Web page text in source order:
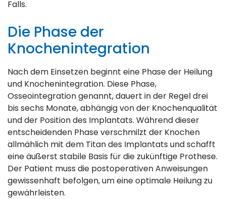
Falls.
Die Phase der
Knochenintegration
Nach dem Einsetzen beginnt eine Phase der Heilung
und Knochenintegration. Diese Phase,
Osseointegration genannt, dauert in der Regel drei
bis sechs Monate, abhängig von der Knochenqualität
und der Position des Implantats. Während dieser
entscheidenden Phase verschmilzt der Knochen
allmählich mit dem Titan des Implantats und schafft
eine äußerst stabile Basis für die zukünftige Prothese.
Der Patient muss die postoperativen Anweisungen
gewissenhaft befolgen, um eine optimale Heilung zu
gewährleisten.